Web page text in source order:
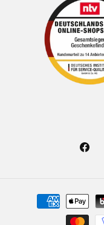
Zahlungsmethoden